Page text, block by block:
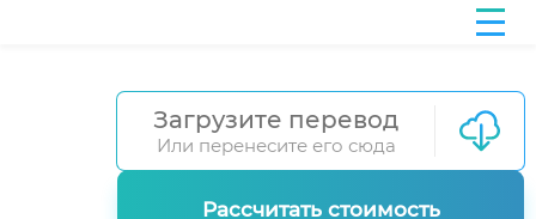
Загрузите перевод
Или перенесите его сюда
Рассчитать стоимость